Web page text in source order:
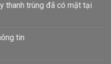
thanh trùng đã có mặt tại
tin